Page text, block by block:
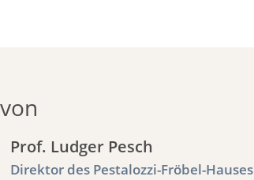
Prof. Ludger Pesch
Direktor des Pestalozzi-Fröbel-Hauses